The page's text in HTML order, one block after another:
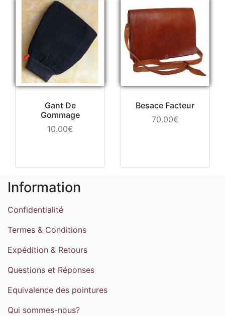
Gant De
Gommage
10.00€
Besace Facteur
70.00€
Information
Confidentialité
Termes & Conditions
Expédition & Retours
Questions et Réponses
Equivalence des pointures
Qui sommes-nous?